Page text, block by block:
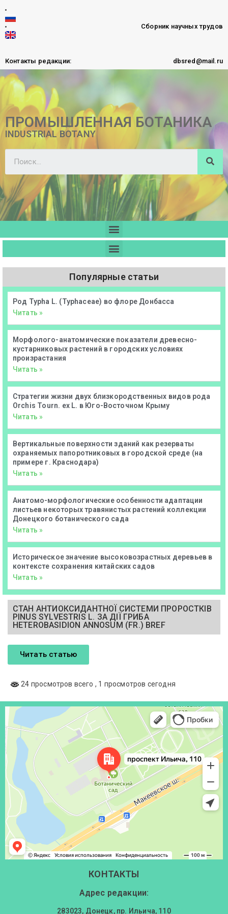
Сборник научных трудов
Контакты редакции: dbsred@mail.ru
ПРОМЫШЛЕННАЯ БОТАНИКА
INDUSTRIAL BOTANY
Популярные статьи
Род Typha L. (Typhaceae) во флоре Донбасса
Читать »
Морфолого-анатомические показатели древесно-
кустарниковых растений в городских условиях
произрастания
Читать »
Стратегии жизни двух близкородственных видов рода
Orchis Tourn. ex L. в Юго-Восточном Крыму
Читать »
Вертикальные поверхности зданий как резерваты
охраняемых папоротниковых в городской среде (на
примере г. Краснодара)
Читать »
Анатомо-морфологические особенности адаптации
листьев некоторых травянистых растений коллекции
Донецкого ботанического сада
Читать »
Историческое значение высоковозрастных деревьев в
контексте сохранения китайских садов
Читать »
СТАН АНТИОКСИДАНТНОЇ СИСТЕМИ ПРОРОСТКІВ
PINUS SYLVESTRIS L. ЗА ДІЇ ГРИБА
HETEROBASIDION ANNOSUM (FR.) BREF
Читать статью
24 просмотров всего , 1 просмотров сегодня
Донецк
Проспект Ильича, 110 — Яндекс Карты
КОНТАКТЫ
Адрес редакции:
283023, Донецк, пр. Ильича, 110